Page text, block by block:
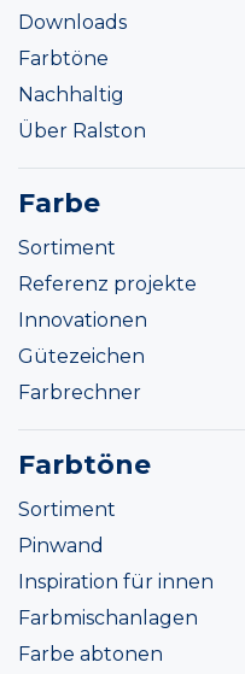
Downloads
Farbtöne
Nachhaltig
Über Ralston
Farbe
Sortiment
Referenz projekte
Innovationen
Gütezeichen
Farbrechner
Farbtöne
Sortiment
Pinwand
Inspiration für innen
Farbmischanlagen
Farbe abtonen